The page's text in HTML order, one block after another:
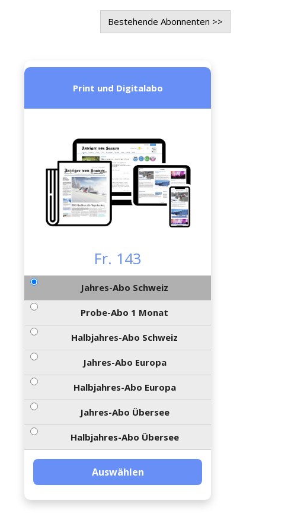
Bestehende Abonnenten >>
Print und Digitalabo
Fr. 143
Jahres-Abo Schweiz
Probe-Abo 1 Monat
Halbjahres-Abo Schweiz
Jahres-Abo Europa
Halbjahres-Abo Europa
Jahres-Abo Übersee
Halbjahres-Abo Übersee
Auswählen